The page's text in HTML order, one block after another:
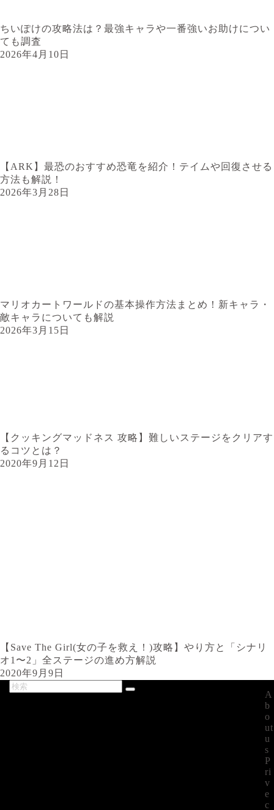
ちいぽけの攻略法は？最強キャラや一番強いお助けについ
ても調査
2026年4月10日
【ARK】最恐のおすすめ恐竜を紹介！テイムや回復させる
方法も解説！
2026年3月28日
マリオカートワールドの基本操作方法まとめ！新キャラ・
敵キャラについても解説
2026年3月15日
【クッキングマッドネス 攻略】難しいステージをクリアす
るコツとは？
2020年9月12日
【Save The Girl(女の子を救え！)攻略】やり方と「シナリ
オ1〜2」全ステージの進め方解説
2020年9月9日
A
b
o
ut
u
s
P
ri
v
e
c